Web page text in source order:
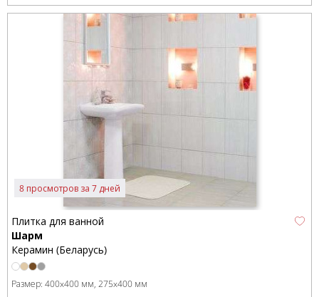
8 просмотров за 7 дней
Плитка для ванной
Шарм
Керамин (Беларусь)
Размер: 400x400 мм 275x400 мм